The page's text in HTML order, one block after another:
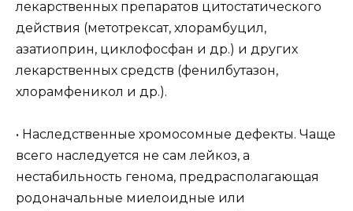
лекарственных препаратов цитостатического
действия (метотрексат, хлорамбуцил,
азатиоприн, циклофосфан и др.) и других
лекарственных средств (фенилбутазон,
хлорамфеникол и др.).
• Наследственные хромосомные дефекты. Чаще
всего наследуется не сам лейкоз, а
нестабильность генома, предрасполагающая
родоначальные миелоидные или